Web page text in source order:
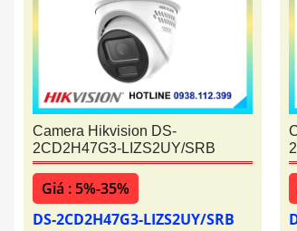
Camera Hikvision DS-
2CD2H47G3-LIZS2UY/SRB
Giá : 5%-35%
DS-2CD2H47G3-LIZS2UY/SRB